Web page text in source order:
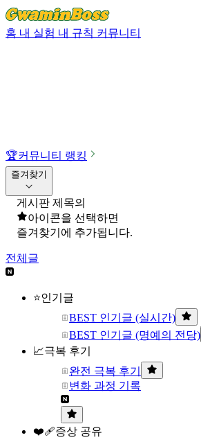
홈 내 실험 내 규칙 커뮤니티
🏆커뮤니티 랭킹
즐겨찾기
게시판 제목의
아이콘을 선택하면
즐겨찾기에 추가됩니다.
전체글
⭐인기글
BEST 인기글 (실시간)
BEST 인기글 (명예의 전당)
📈극복 후기
완전 극복 후기
변화 과정 기록
❤️‍🩹증상 공유